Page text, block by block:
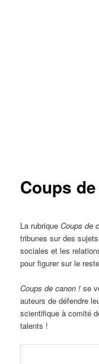
Coups
La rubriqueCoups de
tribunes sur des
sociales et les
pour figurer sur le
Coups de canon ! se
auteurs de défendre
scientifique à comité
talents !